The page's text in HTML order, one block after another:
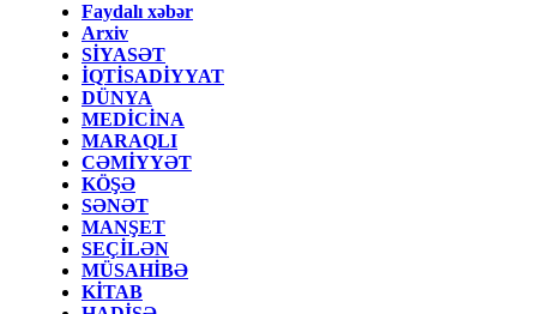
Faydalı xəbər
Arxiv
SİYASƏT
İQTİSADİYYAT
DÜNYA
MEDİCİNA
MARAQLI
CƏMİYYƏT
KÖŞƏ
SƏNƏT
MANŞET
SEÇİLƏN
MÜSAHİBƏ
KİTAB